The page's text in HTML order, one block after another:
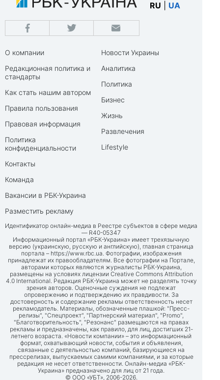
RU UA
О компании
Редакционная политика и
стандарты
Как стать нашим автором
Правила пользования
Правовая информация
Политика
конфиденциальности
Контакты
Команда
Вакансии в РБК-Украина
Разместить рекламу
Новости Украины
Аналитика
Политика
Бизнес
Жизнь
Развлечения
Lifestyle
Идентификатор онлайн-медиа в Реестре субъектов в сфере медиа
— R40-05347
Информационный портал «РБК-Украина» имеет трехязычную
версию (украинскую, русскую и английскую), главная страница
портала – https://www.rbc.ua. Фотографии, изображения
принадлежат их правообладателям. Все фотографии на Портале,
авторами которых являются журналисты РБК-Украина,
размещены на условиях лицензии Creative Commons Attribution
4.0 International. Редакция РБК-Украина может не разделять точку
зрения авторов. Оценочные суждения не подлежат
опровержению и подтверждению их правдивости. За
достоверность и содержание рекламы ответственность несет
рекламодатель. Материалы, обозначенные плашкой: "Пресс-
релизы", "Спецпроект", "Партнерский материал", "Promo",
"Благотворительность", "Резонанс" размещаются на правах
рекламы и предназначены, как правило, для лиц, достигших 21-
летнего возраста. «Новости компании» – это информационный
формат, охватывающий новости, события и объявления,
связанные с деятельностью компаний, базирующиеся на
прессрелизах, выпускаемых самими компаниями, и за которые
редакция не несет ответственности. Онлайн-медиа «РБК-
Украина» предназначено для лиц от 21 года.
© ООО «УБТ», 2006-2026.